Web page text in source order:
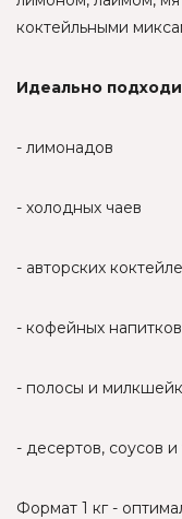
коктейльными
Идеально
- лимонадов
- холодных чаев
- авторских
- кофейных
- полосы и
- десертов, соусов и
Формат 1 кг -